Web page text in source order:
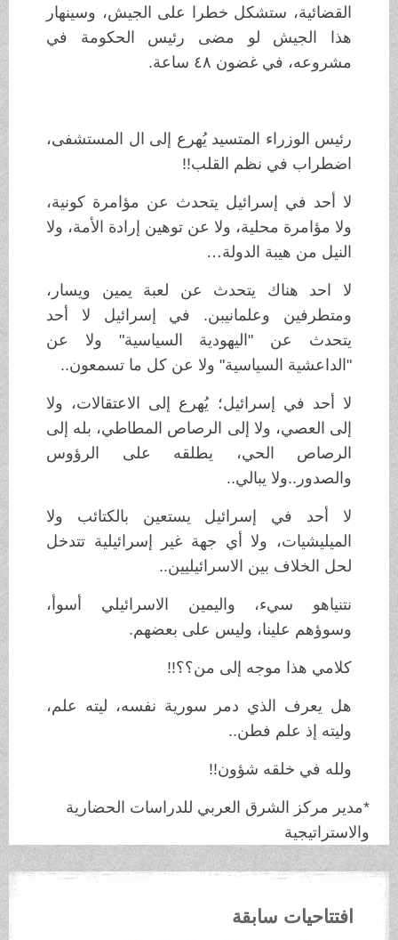
القضائية، ستشكل خطرا على الجيش، وسينهار
هذا الجيش لو مضى رئيس الحكومة في
مشروعه، في غضون ٤٨ ساعة.
رئيس الوزراء المتسيد يُهرع إلى ال المستشفى،
اضطراب في نظم القلب!!
لا أحد في إسرائيل يتحدث عن مؤامرة كونية،
ولا مؤامرة محلية، ولا عن توهين إرادة الأمة، ولا
النيل من هيبة الدولة…
لا احد هناك يتحدث عن لعبة يمين ويسار،
ومتطرفين وعلمانيبن. في إسرائيل لا أحد
يتحدث عن "اليهودية السياسية" ولا عن
"الداعشية السياسية" ولا عن كل ما تسمعون..
لا أحد في إسرائيل؛ يُهرع إلى الاعتقالات، ولا
إلى العصي، ولا إلى الرصاص المطاطي، بله إلى
الرصاص الحي، يطلقه على الرؤوس
والصدور..ولا يبالي..
لا أحد في إسرائيل يستعين بالكتائب ولا
الميليشيات، ولا أي جهة غير إسرائيلية تتدخل
لحل الخلاف بين الاسرائيليين..
نتنياهو سيء، واليمين الاسرائيلي أسوأ،
وسوؤهم علينا، وليس على بعضهم.
كلامي هذا موجه إلى من؟؟!!
هل يعرف الذي دمر سورية نفسه، ليته علم،
وليته إذ علم فطن..
ولله في خلقه شؤون!!
*مدير مركز الشرق العربي للدراسات الحضارية
والاستراتيجية
افتتاحيات سابقة